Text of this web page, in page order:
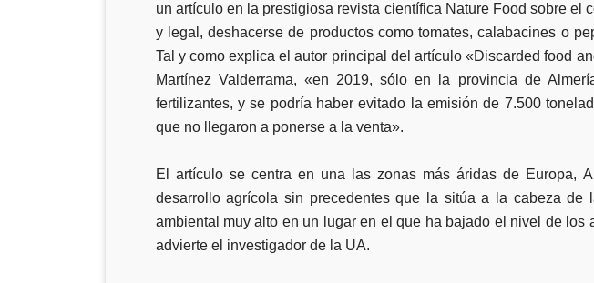
un artículo en la prestigiosa revista científica Nature Food sobre el
y legal, deshacerse de productos como tomates, calabacines o
Tal y como explica el autor principal del artículo «Discarded food
Martínez Valderrama, «en 2019, sólo en la provincia de
fertilizantes, y se podría haber evitado la emisión de 7.500
que no llegaron a ponerse a la venta».
El artículo se centra en una las zonas más áridas de Europa,
desarrollo agrícola sin precedentes que la sitúa a la cabeza de
ambiental muy alto en un lugar en el que ha bajado el nivel de
advierte el investigador de la UA.